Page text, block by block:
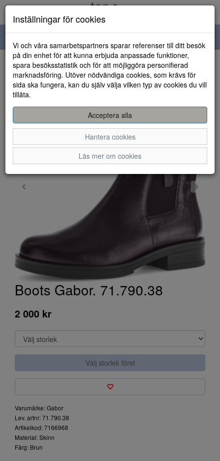
navigation
HEM
Boots Gabor. 71.790.38
2 000 kr
Välj storlek först
Varumärke: Gabor
Lev. artnr: 71.790.38
Artikelkod: 7166968
Material: Skinn
Färg: Brun
Inställningar för cookies
Vi och våra samarbetspartners sparar referenser till ditt besök
på din enhet för att kunna erbjuda anpassade funktioner,
spara besöksstatistik och för att möjliggöra personifierad
marknadsföring. Utöver nödvändiga cookies, som krävs för
sida ska fungera, kan du själv välja vilken typ av cookies du vill
tillåta.
Acceptera alla
Hantera cookies
Läs mer om cookies